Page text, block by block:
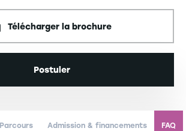
Télécharger la brochure
Postuler
Parcours Admission & financements FAQ